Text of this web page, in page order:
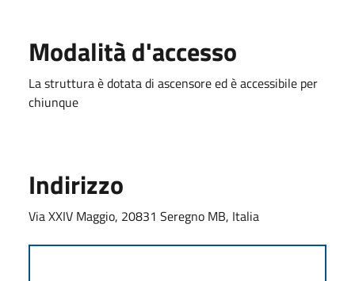
Modalità d'accesso
La struttura è dotata di ascensore ed è accessibile per
chiunque
Indirizzo
Via XXIV Maggio, 20831 Seregno MB, Italia